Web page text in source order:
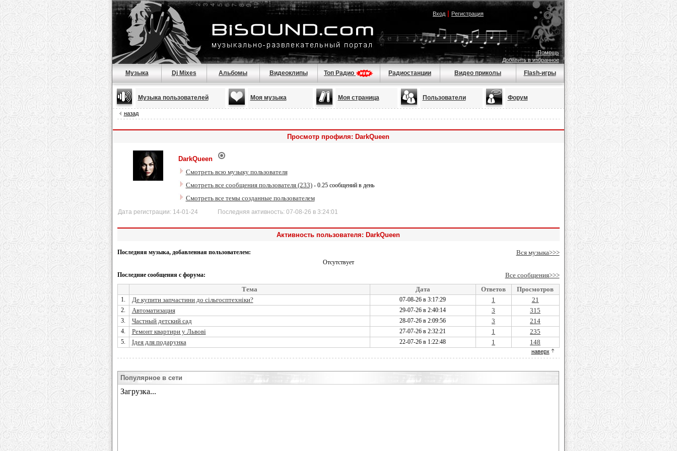
Вход| Регистрация
Помощь
Добавить в избранное
Музыка Dj Mixes Альбомы Видеоклипы Топ Радио Радиостанции Видео приколы Flash-игры
Музыка пользователей Моя музыка Моя страница Пользователи Форум
назад
Просмотр профиля: DarkQueen
DarkQueen
Смотреть всю музыку пользователя
Смотреть все сообщения пользователя (233)- 0.25 сообщений в день
Смотреть все темы созданные пользователем
Дата регистрации: 14-01-24 Последняя активность: 07-08-26 в 3:24:01
Активность пользователя: DarkQueen
Последняя музыка, добавленная пользователем: Вся музыка>>>
Отсутствует
Последние сообщения с форума:
Все сообщения>>>
Тема
Дата Ответов Просмотров
1. Де купити запчастини до сільгосптехніки? 07-08-26 в 3:17:29 1 21
2. Автоматизация 29-07-26 в 2:40:14 3 315
3. Частный детский сад 28-07-26 в 2:09:56 3 214
4. Ремонт квартири у Львові 27-07-26 в 2:32:21 1 235
5. Ідея для подарунка 22-07-26 в 1:22:48 1 148
наверх
Популярное в сети